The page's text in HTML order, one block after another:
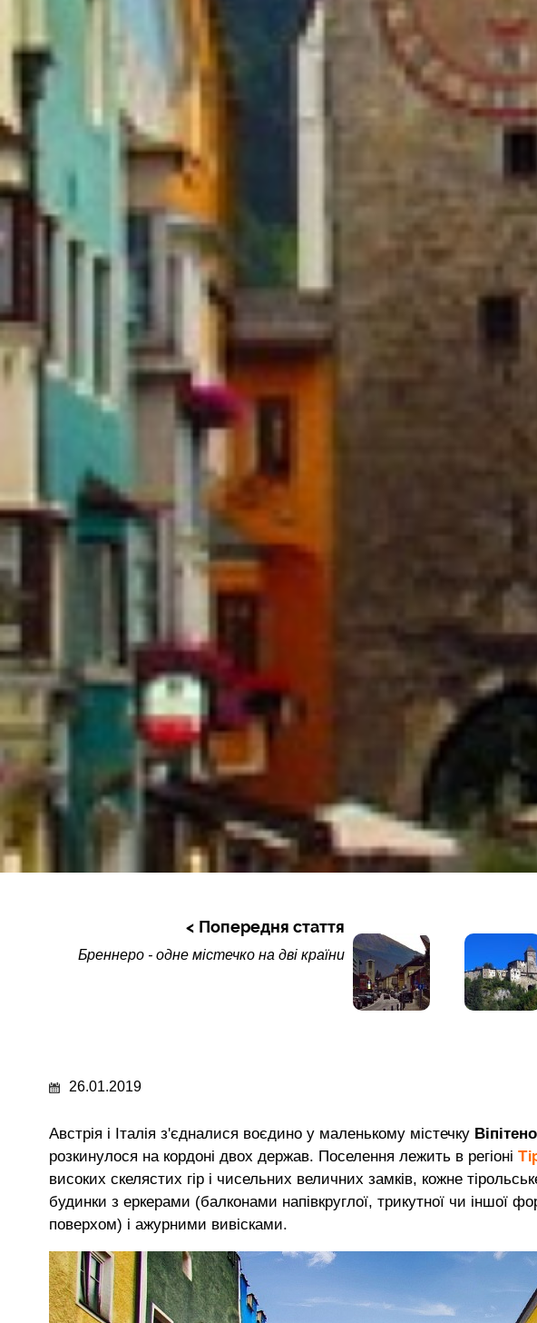
Попередня стаття
Бреннеро - одне містечко на дві країни
26.01.2019
Австрія і Італія з'єдналися воєдино у маленькому містечку Віпітено
розкинулося на кордоні двох держав. Поселення лежить в регіоні
високих скелястих гір і чисельних величних замків, кожне
будинки з еркерами (балконами напівкруглої, трикутної чи
поверхом) і ажурними вивісками.